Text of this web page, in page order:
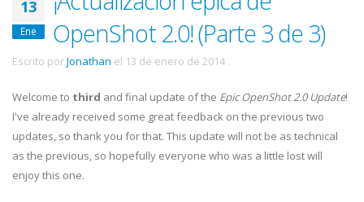
13
Ene
OpenShot 2.0! (Parte 3 de 3)
Escrito porJonathan el 13 de enero de 2014 .
Welcome to third and final update of the Epic OpenShot 2.0 Update!
I've already received some great feedback on the previous two
updates, so thank you for that. This update will not be as technical
as the previous, so hopefully everyone who was a little lost will
enjoy this one.